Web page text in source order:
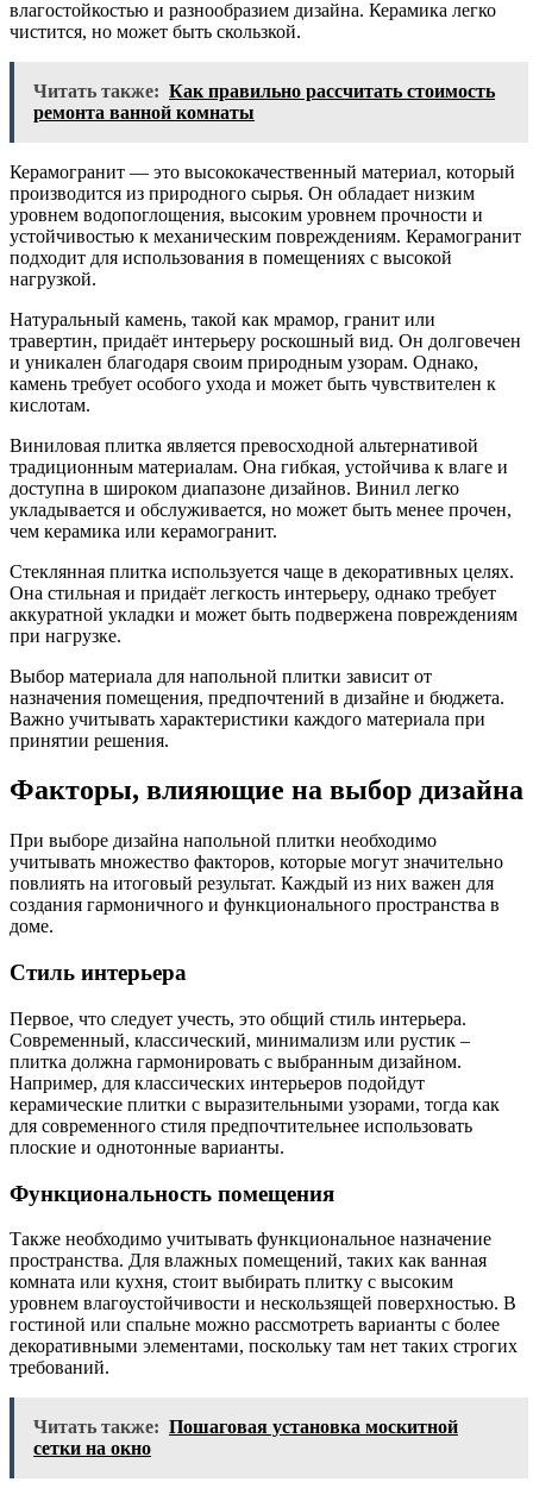
влагостойкостью и разнообразием дизайна. Керамика легко
чистится, но может быть скользкой.
Читать также: Как правильно рассчитать стоимость
ремонта ванной комнаты
Керамогранит — это высококачественный материал, который
производится из природного сырья. Он обладает низким
уровнем водопоглощения, высоким уровнем прочности и
устойчивостью к механическим повреждениям. Керамогранит
подходит для использования в помещениях с высокой
нагрузкой.
Натуральный камень, такой как мрамор, гранит или
травертин, придаёт интерьеру роскошный вид. Он долговечен
и уникален благодаря своим природным узорам. Однако,
камень требует особого ухода и может быть чувствителен к
кислотам.
Виниловая плитка является превосходной альтернативой
традиционным материалам. Она гибкая, устойчива к влаге и
доступна в широком диапазоне дизайнов. Винил легко
укладывается и обслуживается, но может быть менее прочен,
чем керамика или керамогранит.
Стеклянная плитка используется чаще в декоративных целях.
Она стильная и придаёт легкость интерьеру, однако требует
аккуратной укладки и может быть подвержена повреждениям
при нагрузке.
Выбор материала для напольной плитки зависит от
назначения помещения, предпочтений в дизайне и бюджета.
Важно учитывать характеристики каждого материала при
принятии решения.
Факторы, влияющие на выбор дизайна
При выборе дизайна напольной плитки необходимо
учитывать множество факторов, которые могут значительно
повлиять на итоговый результат. Каждый из них важен для
создания гармоничного и функционального пространства в
доме.
Стиль интерьера
Первое, что следует учесть, это общий стиль интерьера.
Современный, классический, минимализм или рустик –
плитка должна гармонировать с выбранным дизайном.
Например, для классических интерьеров подойдут
керамические плитки с выразительными узорами, тогда как
для современного стиля предпочтительнее использовать
плоские и однотонные варианты.
Функциональность помещения
Также необходимо учитывать функциональное назначение
пространства. Для влажных помещений, таких как ванная
комната или кухня, стоит выбирать плитку с высоким
уровнем влагоустойчивости и нескользящей поверхностью. В
гостиной или спальне можно рассмотреть варианты с более
декоративными элементами, поскольку там нет таких строгих
требований.
Читать также: Пошаговая установка москитной
сетки на окно